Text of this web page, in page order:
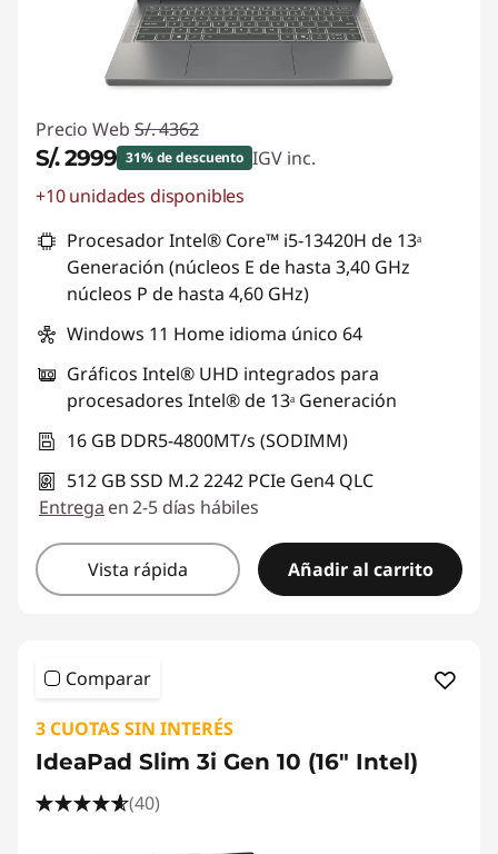
Precio Web S/. 4362
S/. 2999 31% de descuento IGV inc.
Ahorros instantáneos :
+10 unidades disponibles
Procesador Intel® Core™ i5-13420H de 13ᵃ
Generación (núcleos E de hasta 3,40 GHz
núcleos P de hasta 4,60 GHz)
Windows 11 Home idioma único 64
Gráficos Intel® UHD integrados para
procesadores Intel® de 13ᵃ Generación
16 GB DDR5-4800MT/s (SODIMM)
512 GB SSD M.2 2242 PCIe Gen4 QLC
Entrega en 2-5 días hábiles
Vista rápida Añadir al carrito
Comparar
3 CUOTAS SIN INTERÉS
IdeaPad Slim 3i Gen 10 (16" Intel)
(40)